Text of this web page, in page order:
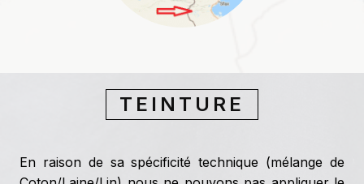
TEINTURE
En raison de sa spécificité technique (mélange de